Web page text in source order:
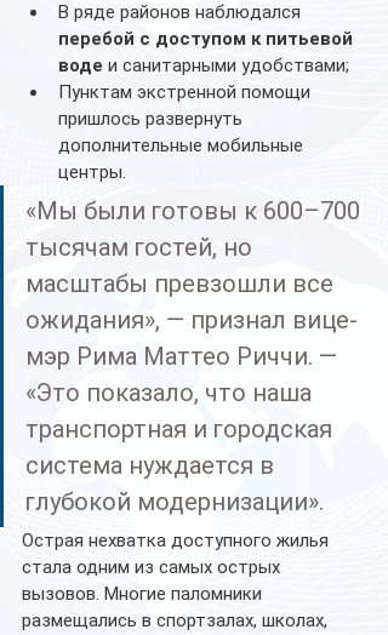
В ряде районов наблюдался
перебой с доступом к питьевой
воде и санитарными удобствами;
Пунктам экстренной помощи
пришлось развернуть
дополнительные мобильные
центры.
«Мы были готовы к 600–700
тысячам гостей, но
масштабы превзошли все
ожидания», — признал вице-
мэр Рима Маттео Риччи. —
«Это показало, что наша
транспортная и городская
система нуждается в
глубокой модернизации».
Острая нехватка доступного жилья
стала одним из самых острых
вызовов. Многие паломники
размещались в спортзалах, школах,